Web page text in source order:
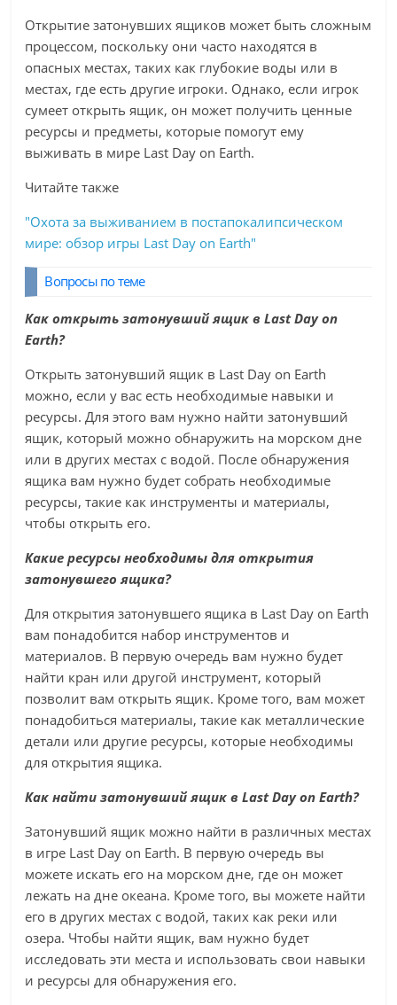
Открытие затонувших ящиков может быть сложным
процессом, поскольку они часто находятся в
опасных местах, таких как глубокие воды или в
местах, где есть другие игроки. Однако, если игрок
сумеет открыть ящик, он может получить ценные
ресурсы и предметы, которые помогут ему
выживать в мире Last Day on Earth.
Читайте также
"Охота за выживанием в постапокалипсическом
мире: обзор игры Last Day on Earth"
Вопросы по теме
Как открыть затонувший ящик в Last Day on
Earth?
Открыть затонувший ящик в Last Day on Earth
можно, если у вас есть необходимые навыки и
ресурсы. Для этого вам нужно найти затонувший
ящик, который можно обнаружить на морском дне
или в других местах с водой. После обнаружения
ящика вам нужно будет собрать необходимые
ресурсы, такие как инструменты и материалы,
чтобы открыть его.
Какие ресурсы необходимы для открытия
затонувшего ящика?
Для открытия затонувшего ящика в Last Day on Earth
вам понадобится набор инструментов и
материалов. В первую очередь вам нужно будет
найти кран или другой инструмент, который
позволит вам открыть ящик. Кроме того, вам может
понадобиться материалы, такие как металлические
детали или другие ресурсы, которые необходимы
для открытия ящика.
Как найти затонувший ящик в Last Day on Earth?
Затонувший ящик можно найти в различных местах
в игре Last Day on Earth. В первую очередь вы
можете искать его на морском дне, где он может
лежать на дне океана. Кроме того, вы можете найти
его в других местах с водой, таких как реки или
озера. Чтобы найти ящик, вам нужно будет
исследовать эти места и использовать свои навыки
и ресурсы для обнаружения его.